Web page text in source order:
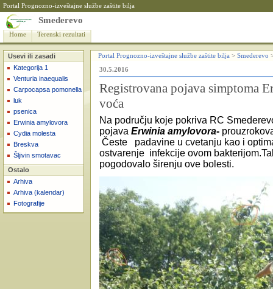
Portal Prognozno-izveštajne službe zaštite bilja
Smederevo
Home Terenski rezultati
Usevi ili zasadi
Kategorija 1
Venturia inaequalis
Carpocapsa pomonella
luk
psenica
Erwinia amylovora
Cydia molesta
Breskva
Šljivin smotavac
Ostalo
Arhiva
Arhiva (kalendar)
Fotografije
Portal Prognozno-izveštajne službe zaštite bilja > Smederevo
30.5.2016
Registrovana pojava simptoma
voća
Na području koje pokriva RC
pojava Erwinia amylovora-
Česte
padavine u cvetanju kao i
ostvarenje infekcije ovom
pogodovalo širenju ove bolesti.